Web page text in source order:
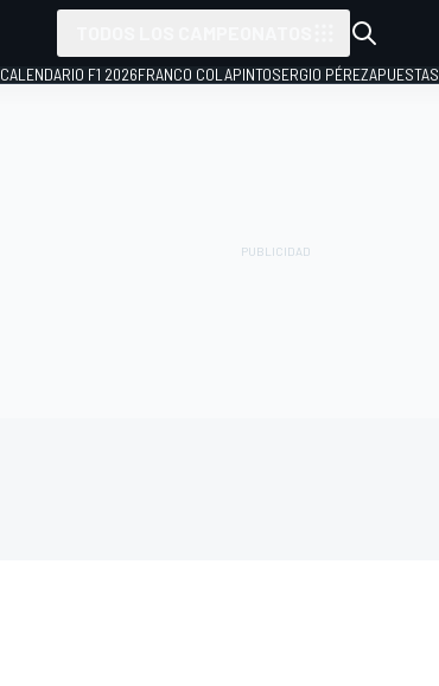
CALENDARIO F1 2026FRANCO COLAPINTOSERGIO PÉREZAPUESTAS